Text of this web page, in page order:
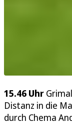
15.46 Uhr
Distanz in die
durch Chema